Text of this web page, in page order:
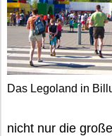
Das Legoland in
nicht nur die